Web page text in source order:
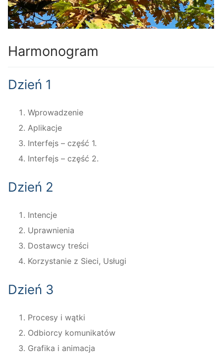
Harmonogram
Dzień 1
Wprowadzenie
Aplikacje
Interfejs – część 1.
Interfejs – część 2.
Dzień 2
Intencje
Uprawnienia
Dostawcy treści
Korzystanie z Sieci, Usługi
Dzień 3
Procesy i wątki
Odbiorcy komunikatów
Grafika i animacja